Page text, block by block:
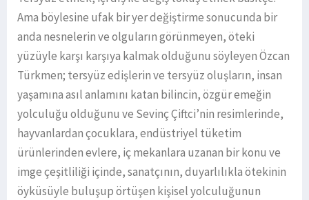
Ama böylesine ufak bir yer değiştirme sonucunda bir
anda nesnelerin ve olguların görünmeyen, öteki
yüzüyle karşı karşıya kalmak olduğunu söyleyen Özcan
Türkmen; tersyüz edişlerin ve tersyüz oluşların, insan
yaşamına asıl anlamını katan bilincin, özgür emeğin
yolculuğu olduğunu ve Sevinç Çiftci’nin resimlerinde,
hayvanlardan çocuklara, endüstriyel tüketim
ürünlerinden evlere, iç mekanlara uzanan bir konu ve
imge çeşitliliği içinde, sanatçının, duyarlılıkla ötekinin
öyküsüyle buluşup örtüşen kişisel yolculuğunun